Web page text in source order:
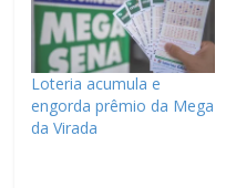
Loteria acumula e
engorda prêmio da Mega
da Virada